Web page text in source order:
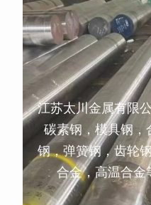
江苏太川金属有限
碳素钢，模具钢
钢，弹簧钢，齿轮
合金，高温合金